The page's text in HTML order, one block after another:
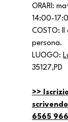
ORARI:
14:00-
COSTO:
persona.
LUOGO:
35127,PD
>>
6565 966